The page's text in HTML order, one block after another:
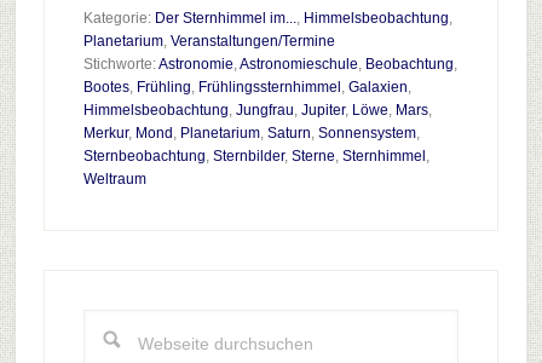
Der
Sternenhimmel
Mai
2016
Kategorie: Der Sternhimmel im..., Himmelsbeobachtung,
Planetarium, Veranstaltungen/Termine
Stichworte:Astronomie,Astronomieschule, Beobachtung,
Bootes, Frühling, Frühlingssternhimmel , Galaxien,
Himmelsbeobachtung, Jungfrau, Jupiter, Löwe, Mars,
Merkur, Mond , Planetarium, Saturn, Sonnensystem,
Sternbeobachtung, Sternbilder, Sterne, Sternhimmel ,
Weltraum
durchsuchen